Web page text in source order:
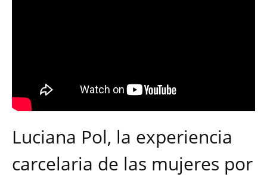
Luciana Pol, la experiencia
carcelaria de las mujeres por